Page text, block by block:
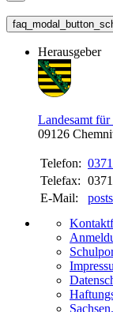
Herausgeber
Landesamt
09126
Telefon:
Telefax:
E-Mail: